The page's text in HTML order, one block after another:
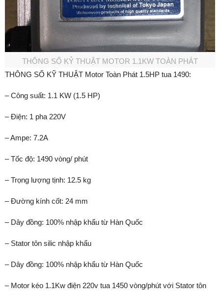
THÔNG SỐ KỶ THUẬT MOTOR 1.1KW TOÀN PHÁT
THÔNG SỐ KỸ THUẬT Motor Toàn Phát 1.5HP tua 1490:
– Công suất: 1.1 KW (1.5 HP)
– Điện: 1 pha 220V
– Ampe: 7.2A
– Tốc độ: 1490 vòng/ phút
– Trọng lượng tịnh: 12.5 kg
– Đường kính cốt: 24 mm
– Dây đồng: 100% nhập khẩu từ Hàn Quốc
– Stator tôn silic nhập khẩu
– Dây đồng: 100% nhập khẩu từ Hàn Quốc
– Motor kéo 1.1Kw điện 220v tua 1450 vòng/phút với Stator tôn